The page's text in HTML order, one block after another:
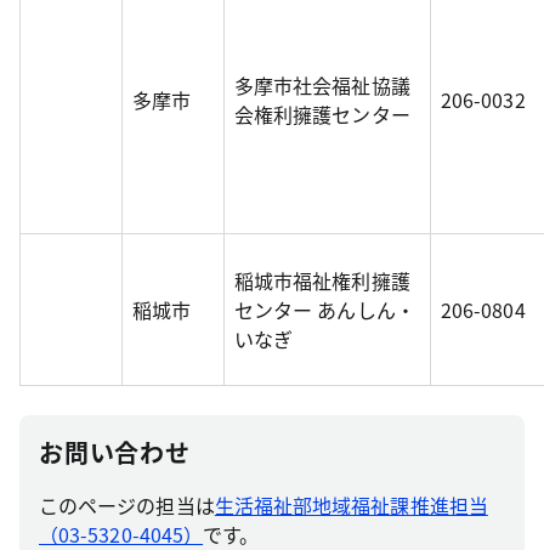
多摩市
多摩市社会福祉協議
会権利擁護センター
206-0032
稲城市
稲城市福祉権利擁護
センター あんしん・
いなぎ
206-0804
お問い合わせ
このページの担当は生活福祉部地域福祉課推進担当
（03-5320-4045） です。